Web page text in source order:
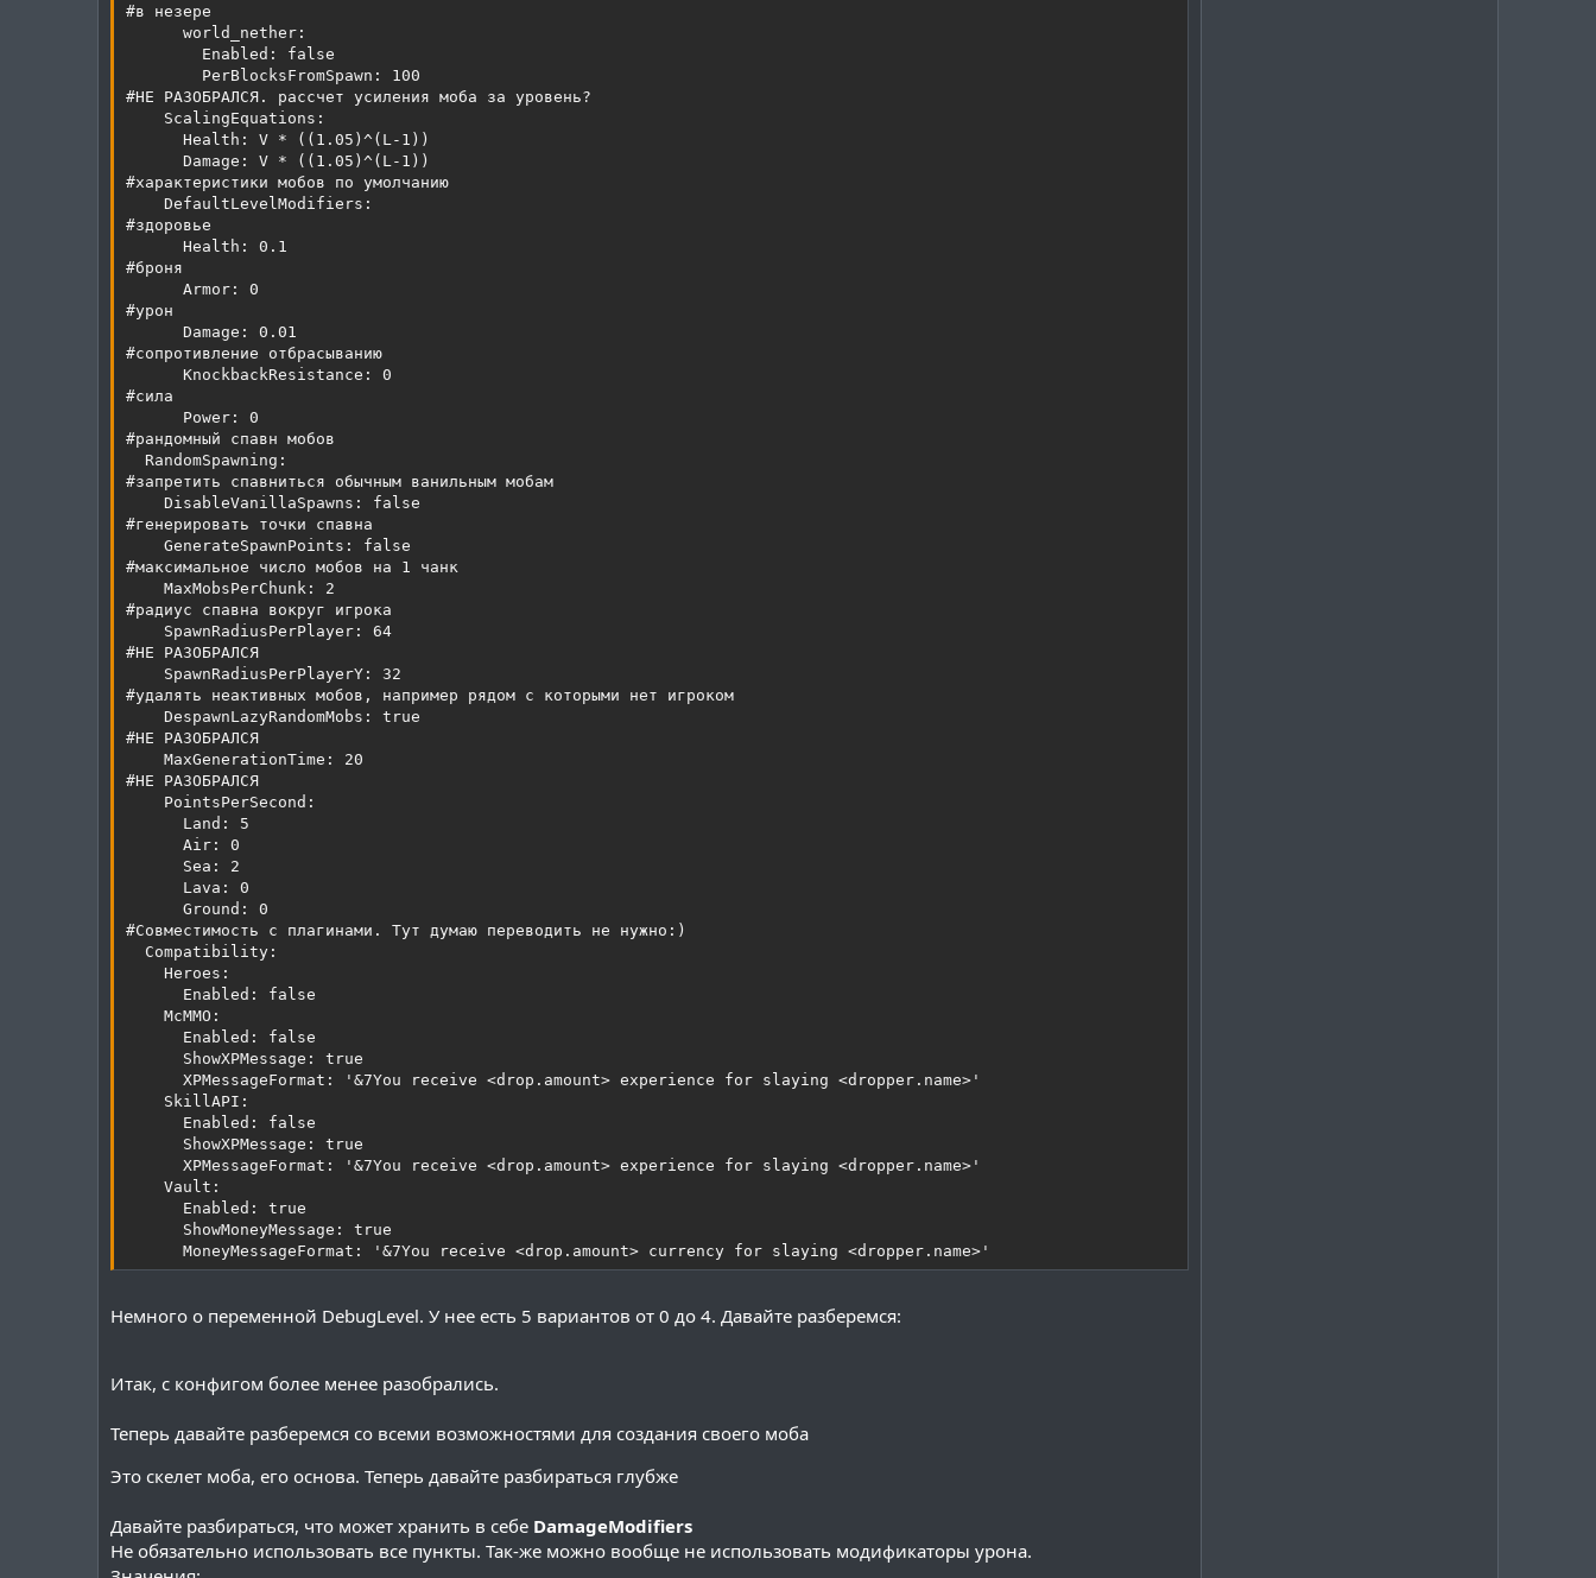
#в незере
      world_nether:
        Enabled: false
        PerBlocksFromSpawn: 100
#НЕ РАЗОБРАЛСЯ. рассчет усиления моба за уровень?
    ScalingEquations:
      Health: V * ((1.05)^(L-1))
      Damage: V * ((1.05)^(L-1))
#характеристики мобов по умолчанию
    DefaultLevelModifiers:
#здоровье
      Health: 0.1
#броня
      Armor: 0
#урон
      Damage: 0.01
#сопротивление отбрасыванию
      KnockbackResistance: 0
#сила
      Power: 0
#рандомный спавн мобов
  RandomSpawning:
#запретить спавниться обычным ванильным мобам
    DisableVanillaSpawns: false
#генерировать точки спавна
    GenerateSpawnPoints: false
#максимальное число мобов на 1 чанк
    MaxMobsPerChunk: 2
#радиус спавна вокруг игрока
    SpawnRadiusPerPlayer: 64
#НЕ РАЗОБРАЛСЯ
    SpawnRadiusPerPlayerY: 32
#удалять неактивных мобов, например рядом с которыми нет игроком
    DespawnLazyRandomMobs: true
#НЕ РАЗОБРАЛСЯ
    MaxGenerationTime: 20
#НЕ РАЗОБРАЛСЯ
    PointsPerSecond:
      Land: 5
      Air: 0
      Sea: 2
      Lava: 0
      Ground: 0
#Совместимость с плагинами. Тут думаю переводить не нужно:)
  Compatibility:
    Heroes:
      Enabled: false
    McMMO:
      Enabled: false
      ShowXPMessage: true
      XPMessageFormat: '&7You receive <drop.amount> experience for slaying <dropper.name>'
    SkillAPI:
      Enabled: false
      ShowXPMessage: true
      XPMessageFormat: '&7You receive <drop.amount> experience for slaying <dropper.name>'
    Vault:
      Enabled: true
      ShowMoneyMessage: true
      MoneyMessageFormat: '&7You receive <drop.amount> currency for slaying <dropper.name>'
Немного о переменной DebugLevel. У нее есть 5 вариантов от 0 до 4. Давайте разберемся:
Итак, с конфигом более менее разобрались.
Теперь давайте разберемся со всеми возможностями для создания своего моба
internal_mobname - имя моба в конфиге. должно быть уникальным
  Type - тип моба(зомби, скелет, паук и т.п.)
  Display - отображаемое имя
Это скелет моба, его основа. Теперь давайте разбираться глубже
Давайте разбираться, что может хранить в себе DamageModifiers
Не обязательно использовать все пункты. Так-же можно вообще не использовать модификаторы урона.